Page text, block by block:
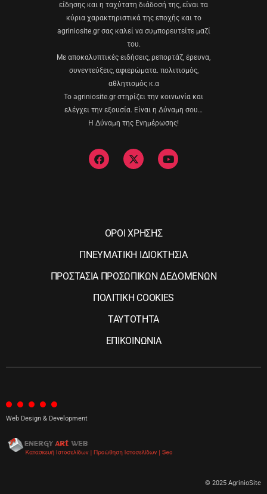
είδησης και η ταχύτατη διάδοσή της, είναι τα
κύρια χαρακτηριστικά της εποχής και το
agriniosite.gr σας καλεί να συμπορευτείτε μαζί
του.
Με αποκαλυπτικές ειδήσεις, ρεπορτάζ, έρευνα,
συνεντεύξεις, αφιερώματα. πολιτισμός,
αθλητισμός κ.α
Το agriniosite.gr στηρίζει την κοινωνία και
ελέγχει την εξουσία. Είναι η Δύναμη σου…
Η Δύναμη της Ενημέρωσης!
ΟΡΟΙ ΧΡΗΣΗΣ
ΠΝΕΥΜΑΤΙΚΗ ΙΔΙΟΚΤΗΣΙΑ
ΠΡΟΣΤΑΣΙΑ ΠΡΟΣΩΠΙΚΩΝ ΔΕΔΟΜΕΝΩΝ
ΠΟΛΙΤΙΚΗ COOKIES
ΤΑΥΤΟΤΗΤΑ
ΕΠΙΚΟΙΝΩΝΙΑ
Web Design & Development
© 2025 AgrinioSite